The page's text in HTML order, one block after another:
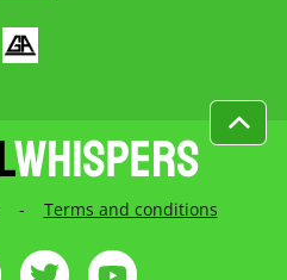
- Terms and conditions